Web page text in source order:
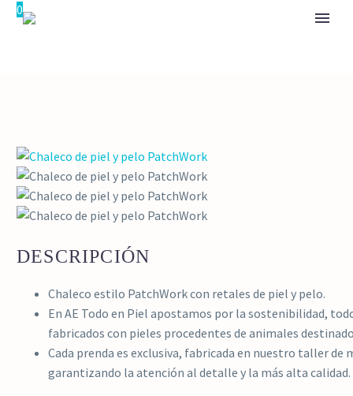
0
DESCRIPCIÓN
Chaleco estilo PatchWork con retales de piel y pelo.
En AE Todo en Piel apostamos por la sostenibilidad,
fabricados con pieles procedentes de animales
Cada prenda es exclusiva, fabricada en nuestro taller de
garantizando la atención al detalle y la más alta calidad.